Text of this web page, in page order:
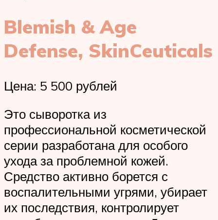
Blemish & Age
Defense, SkinCeuticals
Цена: 5 500 рублей
Это сыворотка из
профессиональной косметической
серии разработана для особого
ухода за проблемной кожей.
Средство активно борется с
воспалительными угрями, убирает
их последствия, контролирует